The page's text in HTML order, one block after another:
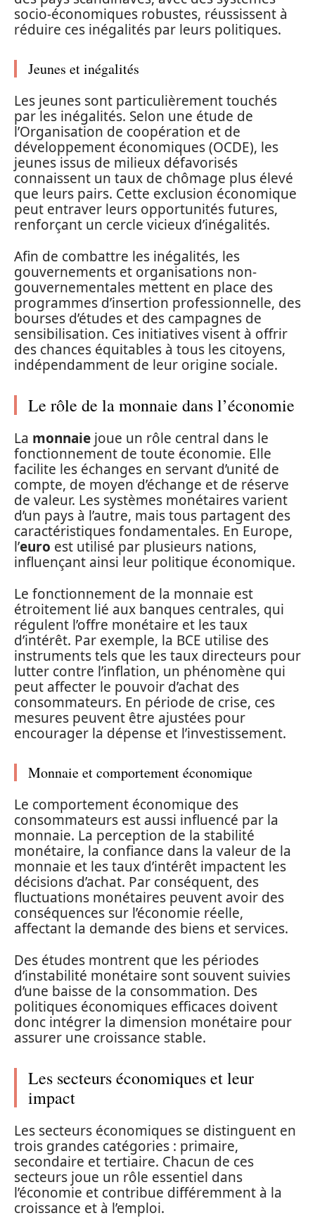
socio-économiques robustes, réussissent à
réduire ces inégalités par leurs politiques.
Jeunes et inégalités
Les jeunes sont particulièrement touchés
par les inégalités. Selon une étude de
l’Organisation de coopération et de
développement économiques (OCDE), les
jeunes issus de milieux défavorisés
connaissent un taux de chômage plus élevé
que leurs pairs. Cette exclusion économique
peut entraver leurs opportunités futures,
renforçant un cercle vicieux d’inégalités.
Afin de combattre les inégalités, les
gouvernements et organisations non-
gouvernementales mettent en place des
programmes d’insertion professionnelle, des
bourses d’études et des campagnes de
sensibilisation. Ces initiatives visent à offrir
des chances équitables à tous les citoyens,
indépendamment de leur origine sociale.
Le rôle de la monnaie dans l’économie
La monnaie joue un rôle central dans le
fonctionnement de toute économie. Elle
facilite les échanges en servant d’unité de
compte, de moyen d’échange et de réserve
de valeur. Les systèmes monétaires varient
d’un pays à l’autre, mais tous partagent des
caractéristiques fondamentales. En Europe,
l’euro est utilisé par plusieurs nations,
influençant ainsi leur politique économique.
Le fonctionnement de la monnaie est
étroitement lié aux banques centrales, qui
régulent l’offre monétaire et les taux
d’intérêt. Par exemple, la BCE utilise des
instruments tels que les taux directeurs pour
lutter contre l’inflation, un phénomène qui
peut affecter le pouvoir d’achat des
consommateurs. En période de crise, ces
mesures peuvent être ajustées pour
encourager la dépense et l’investissement.
Monnaie et comportement économique
Le comportement économique des
consommateurs est aussi influencé par la
monnaie. La perception de la stabilité
monétaire, la confiance dans la valeur de la
monnaie et les taux d’intérêt impactent les
décisions d’achat. Par conséquent, des
fluctuations monétaires peuvent avoir des
conséquences sur l’économie réelle,
affectant la demande des biens et services.
Des études montrent que les périodes
d’instabilité monétaire sont souvent suivies
d’une baisse de la consommation. Des
politiques économiques efficaces doivent
donc intégrer la dimension monétaire pour
assurer une croissance stable.
Les secteurs économiques et leur
impact
Les secteurs économiques se distinguent en
trois grandes catégories : primaire,
secondaire et tertiaire. Chacun de ces
secteurs joue un rôle essentiel dans
l’économie et contribue différemment à la
croissance et à l’emploi.